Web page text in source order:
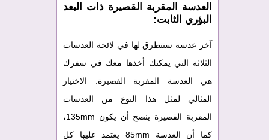
العدسة المقربة القصيرة ذات البعد
البؤري الثابت:
آخر عدسة سنتطرق لها في لائحة العدسات
الثلاثة التي يمكنك أخذها معك في سفرك
هي العدسة المقربة القصيرة. الاختيار
المثالي لمثل هذا النوع من العدسات
المقربة القصيرة ينصح أن يكون 135mm،
كما أن العدسة 85mm يعتمد عليها كل